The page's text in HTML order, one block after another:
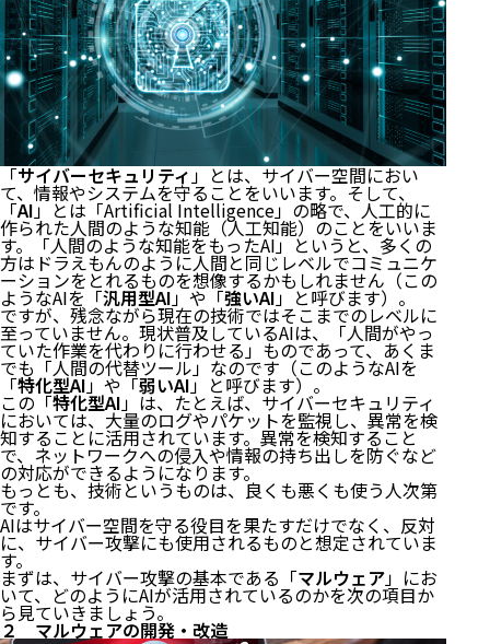
「サイバーセキュリティ」とは、サイバー空間におい
て、情報やシステムを守ることをいいます。そして、
「AI」とは「Artificial Intelligence」の略で、人工的に
作られた人間のような知能（人工知能）のことをいいま
す。「人間のような知能をもったAI」というと、多くの
方はドラえもんのように人間と同じレベルでコミュニケ
ーションをとれるものを想像するかもしれません（この
ようなAIを「汎用型AI 」や「強いAI 」と呼びます）。
ですが、残念ながら現在の技術ではそこまでのレベルに
至っていません。現状普及しているAIは、「人間がやっ
ていた作業を代わりに行わせる」ものであって、あくま
でも「人間の代替ツール」なのです（このようなAIを
「特化型AI」や「弱いAI」と呼びます）。
この「特化型AI 」は、たとえば、サイバーセキュリティ
においては、大量のログやパケットを監視し、異常を検
知することに活用されています。異常を検知すること
で、ネットワークへの侵入や情報の持ち出しを防ぐなど
の対応ができるようになります。
もっとも、技術というものは、良くも悪くも使う人次第
です。
AIはサイバー空間を守る役目を果たすだけでなく、反対
に、サイバー攻撃にも使用されるものと想定されていま
す。
まずは、サイバー攻撃の基本である「マルウェア」にお
いて、どのようにAIが活用されているのかを次の項目か
ら見ていきましょう。
２ マルウェアの開発・改造